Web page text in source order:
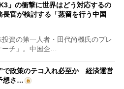
」の衝撃に世界はどう対応するの
官が検討する「蒸留を行う中国
資の第一人者・田代尚機氏のプレ
チ」。中国企…
で政策のテコ入れ必至か 経済運営
想さ…